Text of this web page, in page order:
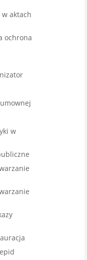
aktach
ochrona
w